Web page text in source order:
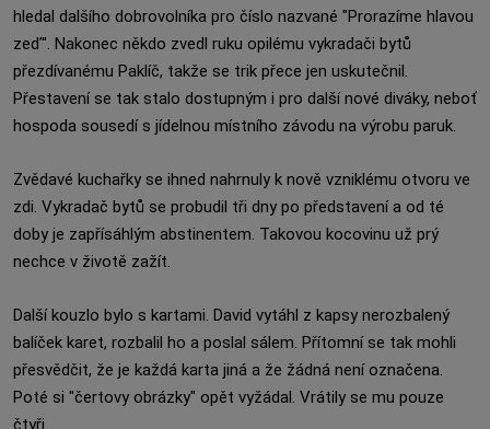
hledal dalšího dobrovolníka pro číslo nazvané "Prorazíme hlavou
zeď". Nakonec někdo zvedl ruku opilému vykradači bytů
přezdívanému Paklíč, takže se trik přece jen uskutečnil.
Přestavení se tak stalo dostupným i pro další nové diváky, neboť
hospoda sousedí s jídelnou místního závodu na výrobu paruk.
Zvědavé kuchařky se ihned nahrnuly k nově vzniklému otvoru ve
zdi. Vykradač bytů se probudil tři dny po představení a od té
doby je zapřísáhlým abstinentem. Takovou kocovinu už prý
nechce v životě zažít.
Další kouzlo bylo s kartami. David vytáhl z kapsy nerozbalený
balíček karet, rozbalil ho a poslal sálem. Přítomní se tak mohli
přesvědčit, že je každá karta jiná a že žádná není označena.
Poté si "čertovy obrázky" opět vyžádal. Vrátily se mu pouze
čtyři.